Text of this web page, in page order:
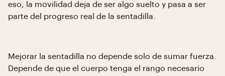
eso, la movilidad deja de ser algo suelto y pasa a ser
parte del progreso real de la sentadilla.
Mejorar la sentadilla no depende solo de sumar fuerza.
Depende de que el cuerpo tenga el rango necesario